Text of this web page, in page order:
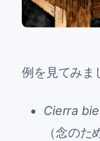
例を見てみま
Cierra
（念の